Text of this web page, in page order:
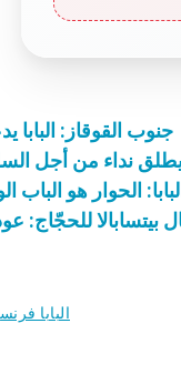
جنوب القوقاز: البابا
يطلق نداء من أجل
البابا: الحوار هو
بيتسابالا
البابا